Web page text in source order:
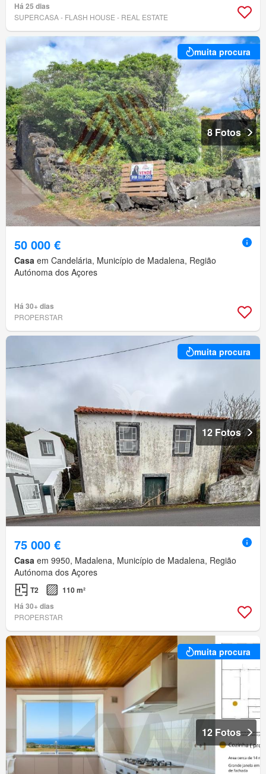
Há 25 dias
SUPERCASA - FLASH HOUSE - REAL ESTATE
muita procura
8 Fotos
50 000 €
Casa em Candelária, Município de Madalena, Região
Autónoma dos Açores
Há 30+ dias
PROPERSTAR
muita procura
12 Fotos
75 000 €
Casa em 9950, Madalena, Município de Madalena, Região
Autónoma dos Açores
T2
110 m²
Há 30+ dias
PROPERSTAR
muita procura
12 Fotos